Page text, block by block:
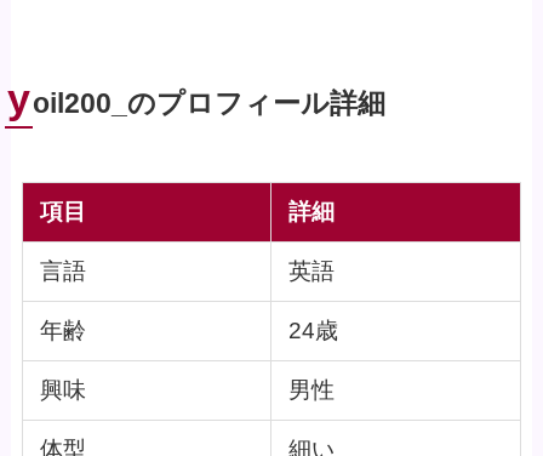
yoil200_のプロフィール詳細
項目 詳細
言語 英語
年齢 24歳
興味 男性
体型 細い